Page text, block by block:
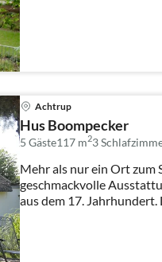
Achtrup
Hus Boompecker
5 Gäste117 m23
Mehr als nur ein Ort zum Schlafen
geschmackvolle
aus dem 17. Jahrhundert.